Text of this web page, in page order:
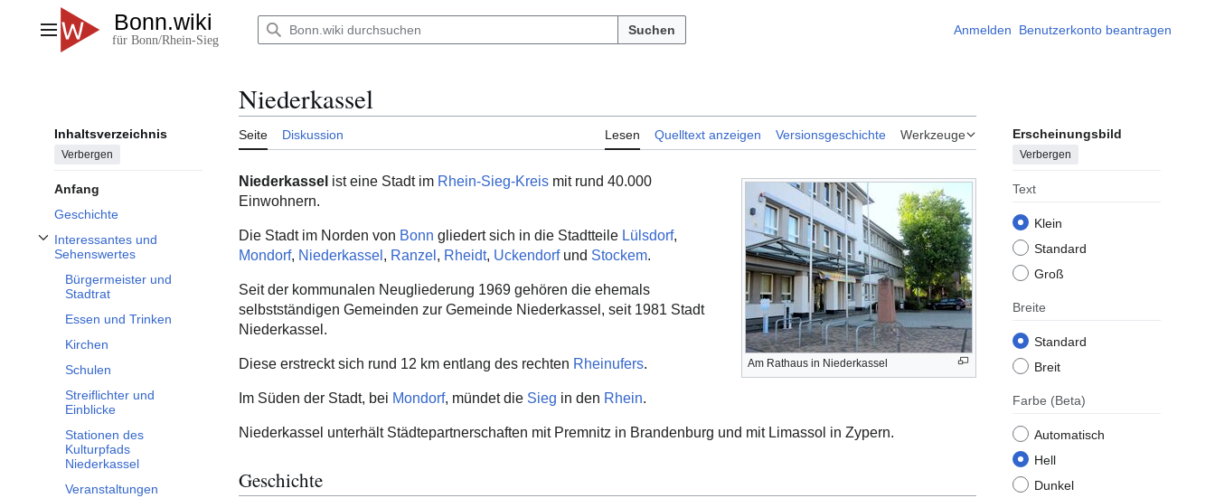
springenHauptmenü Suchen Anmelden Benutzerkonto beantragen
Inhaltsverzeichnis
Verbergen
Anfang
Geschichte
Interessantes und
Sehenswertes
Unterabschnitt Interessantes und Sehenswertes umschalten
Bürgermeister und
Stadtrat
Essen und Trinken
Kirchen
Schulen
Streiflichter und
Einblicke
Stationen des
Kulturpfads
Niederkassel
Veranstaltungen
Niederkassel
Seite Diskussion Lesen Quelltext anzeigen Versionsgeschichte Werkzeuge Erscheinungsbild
Verbergen
Text
Klein
Standard
Groß
Breite
Standard
Breit
Farbe (Beta)
Automatisch
Hell
Dunkel
Am Rathaus in Niederkassel
Niederkassel ist eine Stadt im Rhein-Sieg-Kreis mit rund 40.000
Einwohnern.
Die Stadt im Norden von Bonn gliedert sich in die Stadtteile Lülsdorf,
Mondorf, Niederkassel , Ranzel , Rheidt, Uckendorfund Stockem.
Seit der kommunalen Neugliederung 1969 gehören die ehemals
selbstständigen Gemeinden zur Gemeinde Niederkassel, seit 1981 Stadt
Niederkassel.
Diese erstreckt sich rund 12 km entlang des rechten Rheinufers.
Im Süden der Stadt, bei Mondorf, mündet die Sieg in den Rhein.
Niederkassel unterhält Städtepartnerschaften mit Premnitz in Brandenburg und mit Limassol in Zypern.
Geschichte